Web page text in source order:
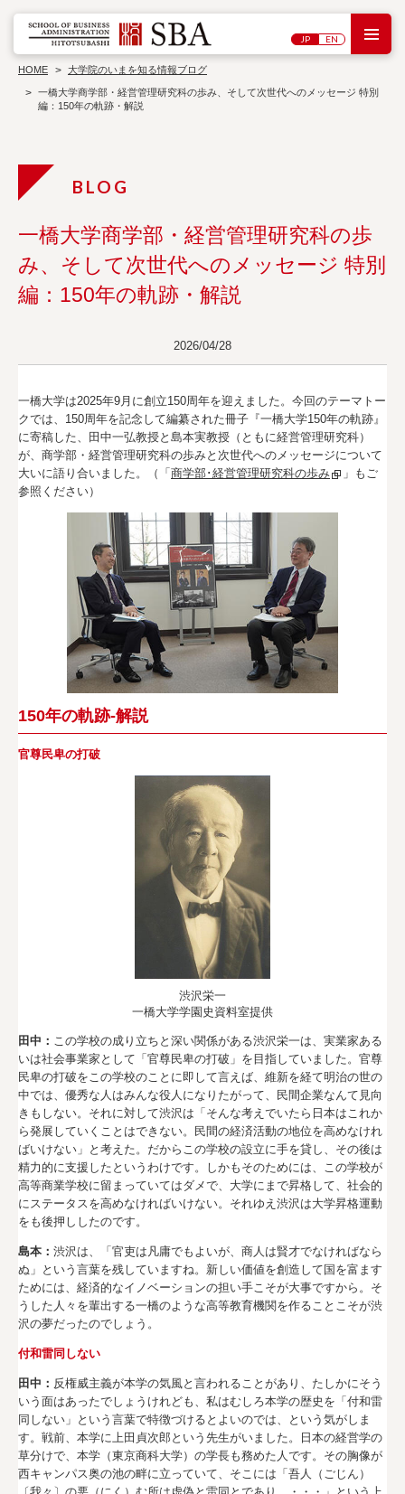
JP EN
大
学
概
究
セ
ン
介
シン
講演
ン
ー
入
試
行
物
士
位
文
過
去
の
プ
アクセス
検 索
よくある質問
プ
ラ
イ
サ
イ
ト
HOME 大学院のいまを知る情報ブログ
一橋大学商学部・経営管理研究科の歩み、そして次世代へのメッセージ 特別
編：150年の軌跡・解説
一橋大学商学部・経営管理研究科の歩
み、そして次世代へのメッセージ 特別
編：150年の軌跡・解説
2026/04/28
一橋大学は2025年9月に創立150周年を迎えました。今回のテーマトー
クでは、150周年を記念して編纂された冊子『一橋大学150年の軌跡』
に寄稿した、田中一弘教授と島本実教授（ともに経営管理研究科）
が、商学部・経営管理研究科の歩みと次世代へのメッセージについて
大いに語り合いました。（「 商学部･経営管理研究科の歩み
」もご
参照ください）
150年の軌跡‐解説
官尊民卑の打破
渋沢栄一
一橋大学学園史資料室提供
田中： この学校の成り立ちと深い関係がある渋沢栄一は、実業家ある
いは社会事業家として「官尊民卑の打破」を目指していました。官尊
民卑の打破をこの学校のことに即して言えば、維新を経て明治の世の
中では、優秀な人はみんな役人になりたがって、民間企業なんて見向
きもしない。それに対して渋沢は「そんな考えでいたら日本はこれか
ら発展していくことはできない。民間の経済活動の地位を高めなけれ
ばいけない」と考えた。だからこの学校の設立に手を貸し、その後は
精力的に支援したというわけです。しかもそのためには、この学校が
高等商業学校に留まっていてはダメで、大学にまで昇格して、社会的
にステータスを高めなければいけない。それゆえ渋沢は大学昇格運動
をも後押ししたのです。
島本： 渋沢は、「官吏は凡庸でもよいが、商人は賢才でなければなら
ぬ」という言葉を残していますね。新しい価値を創造して国を富ます
ためには、経済的なイノベーションの担い手こそが大事ですから。そ
うした人々を輩出する一橋のような高等教育機関を作ることこそが渋
沢の夢だったのでしょう。
付和雷同しない
田中： 反権威主義が本学の気風と言われることがあり、たしかにそう
いう面はあったでしょうけれども、私はむしろ本学の歴史を「付和雷
同しない」という言葉で特徴づけるとよいのでは、という気がしま
す。戦前、本学に上田貞次郎という先生がいました。日本の経営学の
草分けで、本学（東京商科大学）の学長も務めた人です。その胸像が
西キャンパス奥の池の畔に立っていて、そこには「吾人（ごじん）